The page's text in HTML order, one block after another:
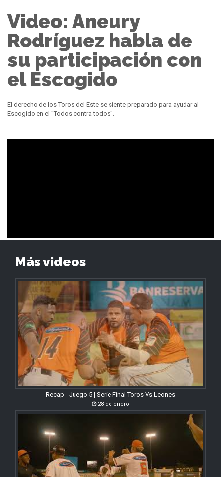
Video: Aneury
Rodríguez habla de
su participación con
el Escogido
El derecho de los Toros del Este se siente preparado para ayudar al
Escogido en el "Todos contra todos".
Más videos
Recap - Juego 5 | Serie Final Toros Vs Leones
28 de enero